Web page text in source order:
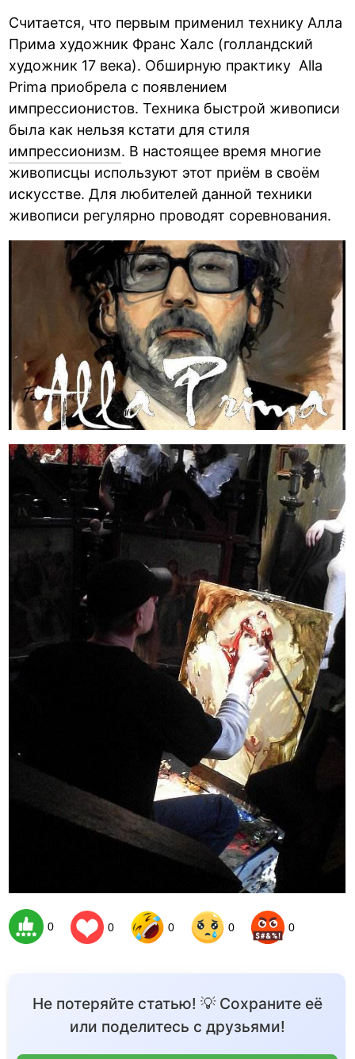
Считается, что первым применил технику Алла
Прима художник Франс Халс (голландский
художник 17 века). Обширную практику Alla
Prima приобрела с появлением
импрессионистов. Техника быстрой живописи
была как нельзя кстати для стиля
импрессионизм. В настоящее время многие
живописцы используют этот приём в своём
искусстве. Для любителей данной техники
живописи регулярно проводят соревнования.
0 0 0 0 0
Не потеряйте статью! 💡 Сохраните её
или поделитесь с друзьями!